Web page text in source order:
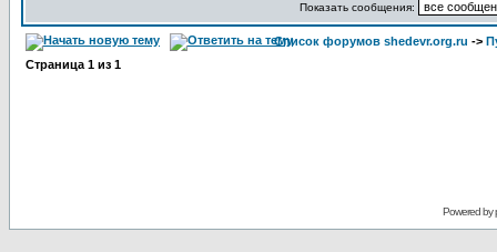
Показать сообщения:
Список форумов shedevr.org.ru ->
Страница 1 из 1
Powered by